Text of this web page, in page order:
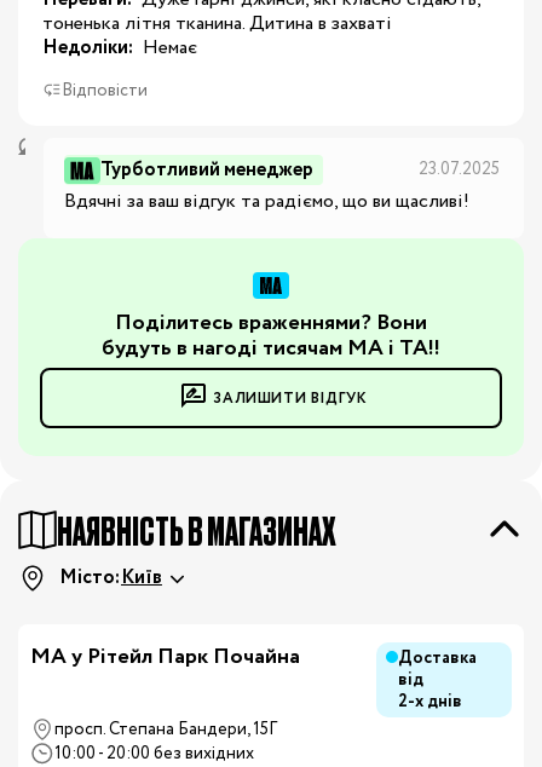
тоненька літня тканина. Дитина в захваті
Недоліки: Немає
Відповісти
Турботливий менеджер 23.07.2025
Вдячні за ваш відгук та радіємо, що ви щасливі!
Поділитесь враженнями? Вони
будуть в нагоді тисячам МА і ТА!!
ЗАЛИШИТИ ВІДГУК
НАЯВНІСТЬ В МАГАЗИНАХ
Місто:Київ
МА у Рітейл Парк Почайна
Доставка
від
2-х днів
просп. Степана Бандери, 15Г
10:00 - 20:00 без вихідних